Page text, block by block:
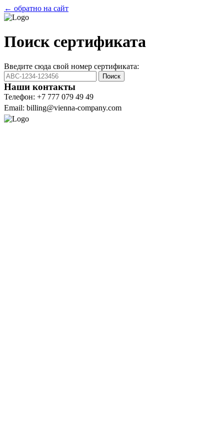
← обратно на сайт
Поиск сертификата
Введите сюда свой номер сертификата:
Поиск
Наши контакты
Телефон: +7 777 079 49 49
Email: billing@vienna-company.com